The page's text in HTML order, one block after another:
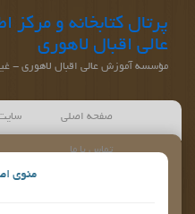
پرتال کتابخانه و
عالی اقبال لاهوری
مؤسسه آموزش عالی اقبال لاهوری -
صفحه اصلی
تماس با ما
منوی